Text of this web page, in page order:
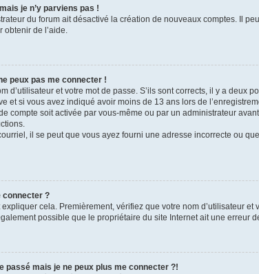
je n’y parviens pas !
du forum ait désactivé la création de nouveaux comptes. Il
de l’aide.
peux pas me connecter !
d’utilisateur et votre mot de passe. S’ils sont corrects, il y a deux
et si vous avez indiqué avoir moins de 13 ans lors de
compte soit activée par vous-même ou par un administrateur
il se peut que vous ayez fourni une adresse incorrecte ou
connecter ?
cela. Premièrement, vérifiez que votre nom d’utilisateur
possible que le propriétaire du site Internet ait une erreur
passé mais je ne peux plus me connecter ?!